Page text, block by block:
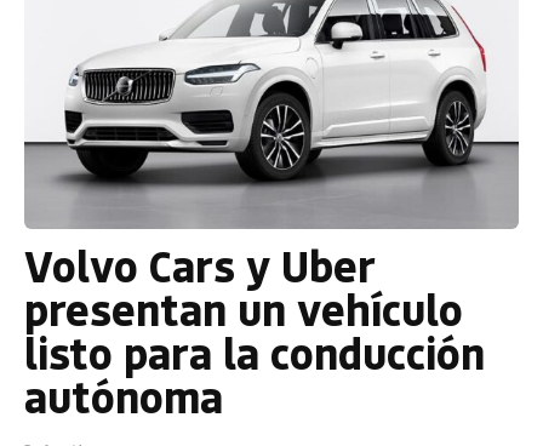
Volvo Cars y Uber
presentan un vehículo
listo para la conducción
autónoma